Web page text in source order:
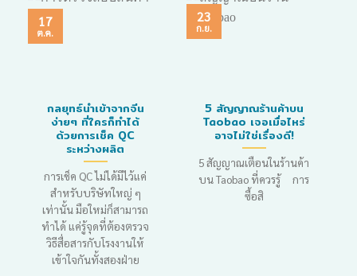
กลยุทธ์นำเข้าจากจีน
ง่ายๆ ที่ใครก็ทำได้
ด้วยการเช็ค QC
ระหว่างผลิต
การเช็ค QC ไม่ได้มีไว้แค่
สำหรับบริษัทใหญ่ ๆ
เท่านั้น มือใหม่ก็สามารถ
ทำได้ แค่รู้จุดที่ต้องตรวจ
วิธีสื่อสารกับโรงงานให้
เข้าใจกันทั้งสองฝ่าย
17
ต.ค.
5 สัญญาณร้านค้าบน
Taobao เจอเมื่อไหร่
อาจไม่ใช่เรื่องดี!
5 สัญญาณเตือนในร้านค้า
บน Taobao ที่ควรรู้ การ
ซื้อสิ
23
ก.ย.